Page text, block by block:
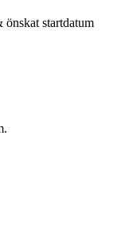
startdatum